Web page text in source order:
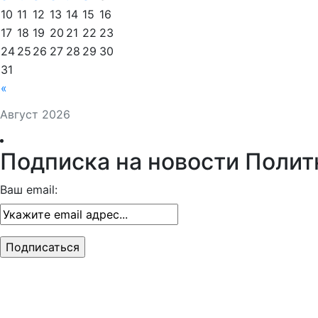
Август 2026
«
10 11 12 13 14 15 16
17 18 19 20 21 22 23
24 25 26 27 28 29 30
31
Подписка на новости
Ваш email: